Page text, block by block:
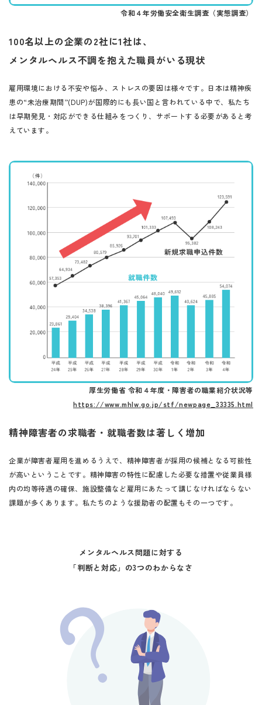
令和４年労働安全衛生調査（実態調査）
100名以上の企業の2社に1社は、
​​​​​​​メンタルヘルス不調を抱えた職員がいる現状
雇用環境における不安や悩み、ストレスの要因は様々です。日本は精神疾
患の“未治療期間”(DUP)が国際的にも長い国と言われている中で、私たち
は早期発見・対応ができる仕組みをつくり、サポートする必要があると考
えています。
厚生労働省 令和４年度・障害者の職業紹介状況等
https://www.mhlw.go.jp/stf/newpage_33335.html
精神障害者の求職者・就職者数は著しく増加
企業が障害者雇用を進めるうえで、精神障害者が採用の候補となる可能性
が高いということです。精神障害の特性に配慮した必要な措置や従業員様
内の均等待遇の確保、施設整備など雇用にあたって講じなければならない
課題が多くあります。私たちのような援助者の配置もその一つです。
メンタルヘルス問題に対する
​​​​​​​「判断と対応」の3つのわからなさ